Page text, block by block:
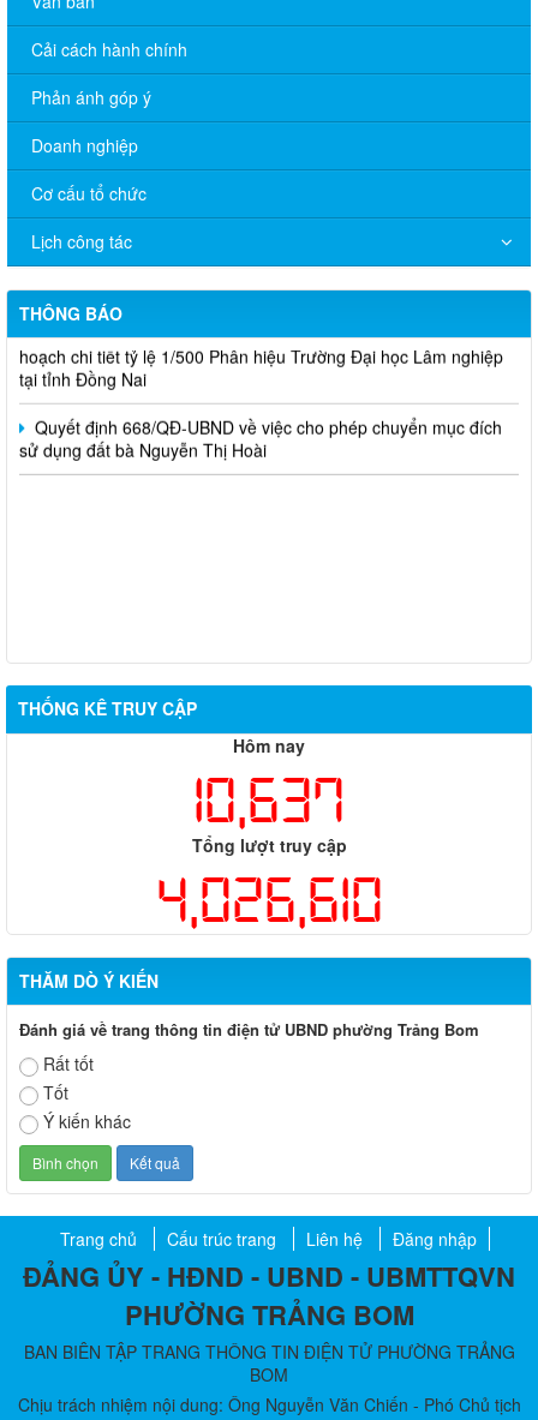
Cải cách hành chính
Phản ánh góp ý
Doanh nghiệp
Cơ cấu tổ chức
Lịch công tác
THÔNG BÁO
Quyết định 672/QĐ-UBND về việc cho phép chuyển mục đích
sử dụng đất ông Nguyễn Hữu Minh và bà Hồ Thị Xô
Quyết định 671/QĐ-UBND về việc cho phép chuyển mục đích
Quyết định 669/QĐ-UBND Phê duyệt điều chỉnh tổng thể quy
hoạch chi tiết tỷ lệ 1/500 Phân hiệu Trường Đại học Lâm nghiệp
tại tỉnh Đồng Nai
Quyết định 668/QĐ-UBND về việc cho phép chuyển mục đích
sử dụng đất bà Nguyễn Thị Hoài
THỐNG KÊ TRUY CẬP
Hôm nay
10,637
Tổng lượt truy cập
4,026,610
THĂM DÒ Ý KIẾN
Đánh giá về trang thông tin điện tử UBND phường Trảng Bom
Rất tốt
Tốt
Ý kiến khác
Trang chủ Cấu trúc trang Liên hệ Đăng nhập
ĐẢNG ỦY - HĐND - UBND - UBMTTQVN
PHƯỜNG TRẢNG BOM
BAN BIÊN TẬP TRANG THÔNG TIN ĐIỆN TỬ PHƯỜNG TRẢNG
BOM
Chịu trách nhiệm nội dung: Ông Nguyễn Văn Chiến - Phó Chủ tịch